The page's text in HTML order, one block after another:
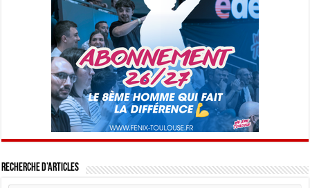
Recherche d’articles